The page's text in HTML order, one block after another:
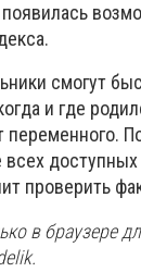
.
смогут
и где
переменного.
проверить
в браузере
.